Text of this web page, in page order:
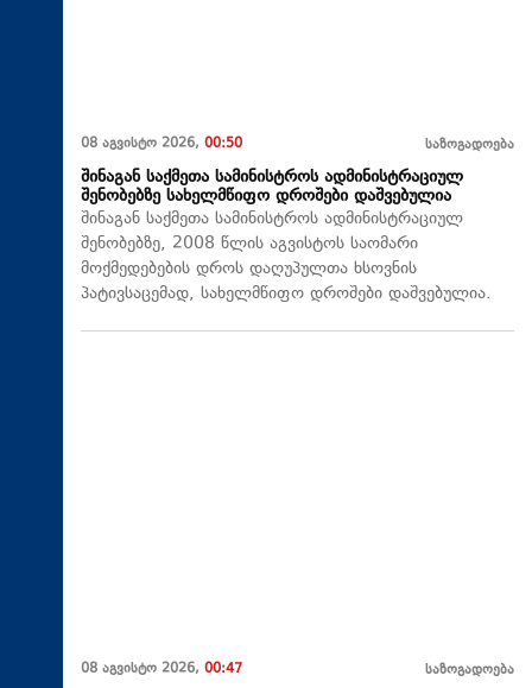
08 აგვისტო 2026, 00:50 საზოგადოება
შინაგან საქმეთა სამინისტროს ადმინისტრაციულ
შენობებზე სახელმწიფო დროშები დაშვებულია
შინაგან საქმეთა სამინისტროს ადმინისტრაციულ
შენობებზე, 2008 წლის აგვისტოს საომარი
მოქმედებების დროს დაღუპულთა ხსოვნის
პატივსაცემად, სახელმწიფო დროშები დაშვებულია.
08 აგვისტო 2026, 00:47 საზოგადოება